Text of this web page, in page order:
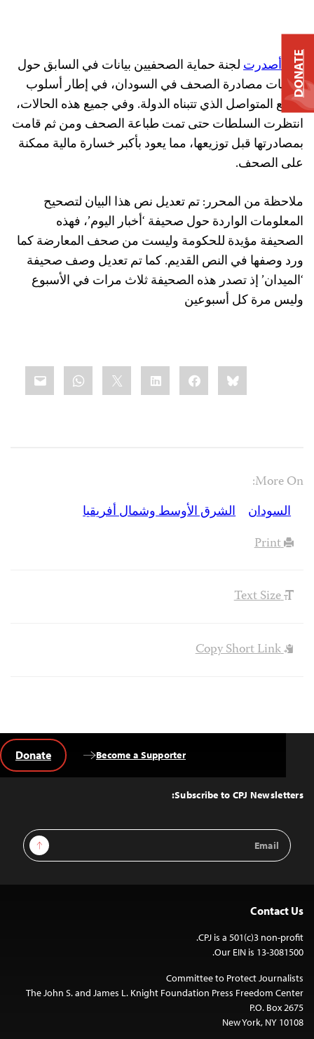
وقد أصدرتلجنة حماية الصحفيين بيانات في السابق حول
عمليات مصادرة الصحف في السودان، في إطار أسلوب
القمع المتواصل الذي تتبناه الدولة. وفي جميع هذه الحالات،
انتظرت السلطات حتى تمت طباعة الصحف ومن ثم قامت
بمصادرتها قبل توزيعها، مما يعود بأكبر خسارة مالية ممكنة
على الصحف.
ملاحظة من المحرر: تم تعديل نص هذا البيان لتصحيح
المعلومات الواردة حول صحيفة ‘أخبار اليوم’، فهذه
الصحيفة مؤيدة للحكومة وليست من صحف المعارضة كما
ورد وصفها في النص القديم. كما تم تعديل وصف صحيفة
‘الميدان’ إذ تصدر هذه الصحيفة ثلاث مرات في الأسبوع
وليس مرة كل أسبوعين
Bluesky
Facebook
LinkedIn
More On:
السودان
الشرق الأوسط وشمال أفريقيا
Print
Text Size
Copy Short Link
Top
Subscribe to CPJ Newsletters:
Email
Address
Sign Up
Become a Supporter
Donate
Contact Us
CPJ is a 501(c)3 non-profit.
Our EIN is 13-3081500.
Committee to Protect Journalists
The John S. and James L. Knight Foundation Press Freedom Center
P.O. Box 2675
New York, NY 10108
DONATE